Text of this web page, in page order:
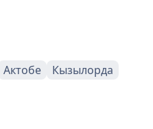
Актобе
Кызылорда